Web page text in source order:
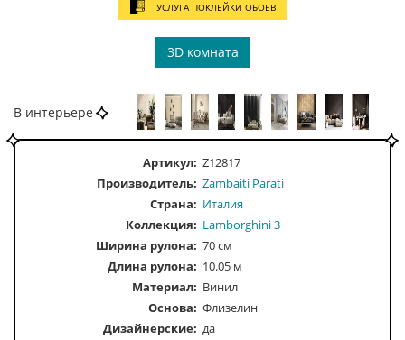
УСЛУГА ПОКЛЕЙКИ ОБОЕВ
3D комната
В интерьере
Артикул: Z12817
Производитель: Zambaiti Parati
Страна: Италия
Коллекция: Lamborghini 3
Ширина рулона: 70 см
Длина рулона: 10.05 м
Материал: Винил
Основа: Флизелин
Дизайнерские: да